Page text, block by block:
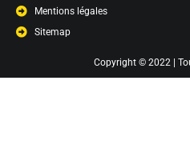
Mentions légales
Sitemap
Copyright © 2022 |